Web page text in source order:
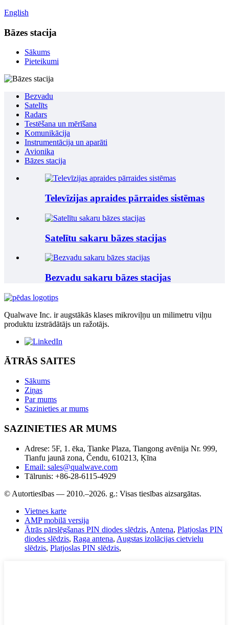
English
Bāzes stacija
Sākums
Pieteikumi
Bezvadu
Satelīts
Radars
Testēšana un mērīšana
Komunikācija
Instrumentācija un aparāti
Avionika
Bāzes stacija
Televīzijas apraides pārraides sistēmas
Satelītu sakaru bāzes stacijas
Bezvadu sakaru bāzes stacijas
Qualwave Inc. ir augstākās klases mikroviļņu un milimetru viļņu
produktu izstrādātājs un ražotājs.
ĀTRĀS SAITES
Sākums
Ziņas
Par mums
Sazinieties ar mums
SAZINIETIES AR MUMS
Adrese: 5F, 1. ēka, Tianke Plaza, Tiangong avēnija Nr. 999,
Tianfu jaunā zona, Čendu, 610213, Ķīna
Email: sales@qualwave.com
Tālrunis: +86-28-6115-4929
© Autortiesības — 2010.–2026. g.: Visas tiesības aizsargātas.
Vietnes karte
AMP mobilā versija
Ātrās pārslēgšanas PIN diodes slēdzis, Antena, Platjoslas PIN
diodes slēdzis, Raga antena, Augstas izolācijas cietvielu
slēdzis, Platjoslas PIN slēdzis,